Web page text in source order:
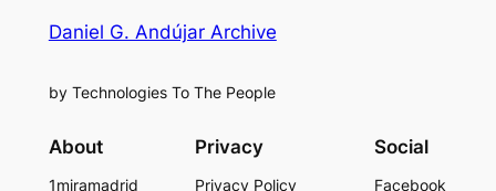
Daniel G. Andújar Archive
by Technologies To The People
About
1miramadrid
Privacy
Privacy Policy
Social
Facebook